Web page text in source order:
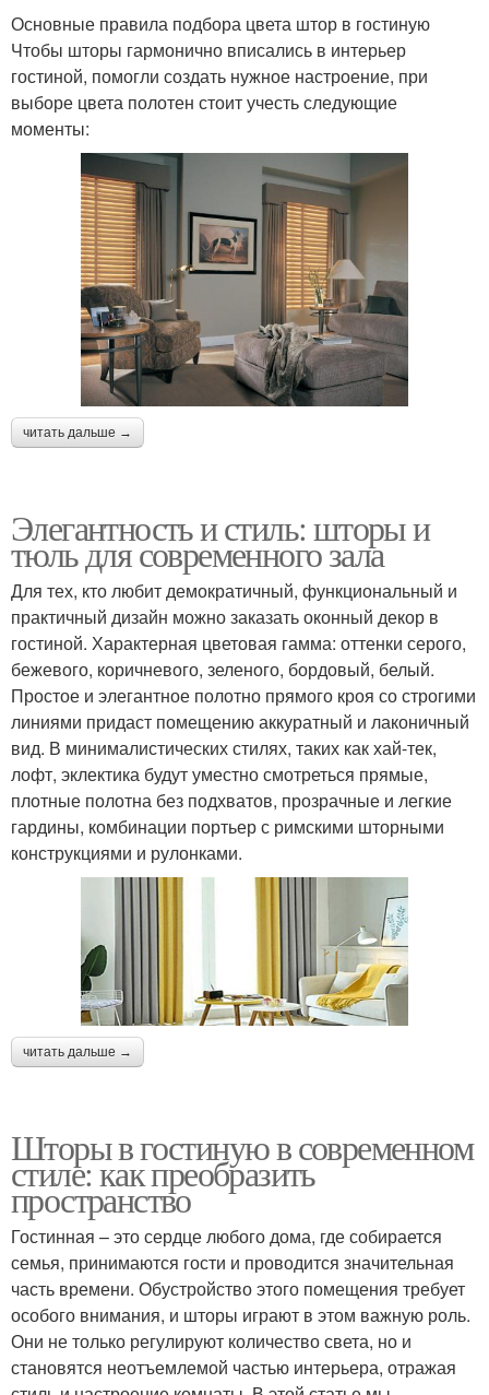
Основные правила подбора цвета штор в гостиную
Чтобы шторы гармонично вписались в интерьер
гостиной, помогли создать нужное настроение, при
выборе цвета полотен стоит учесть следующие
моменты:
читать дальше →
Элегантность и стиль: шторы и
тюль для современного зала
Для тех, кто любит демократичный, функциональный и
практичный дизайн можно заказать оконный декор в
гостиной. Характерная цветовая гамма: оттенки серого,
бежевого, коричневого, зеленого, бордовый, белый.
Простое и элегантное полотно прямого кроя со строгими
линиями придаст помещению аккуратный и лаконичный
вид. В минималистических стилях, таких как хай-тек,
лофт, эклектика будут уместно смотреться прямые,
плотные полотна без подхватов, прозрачные и легкие
гардины, комбинации портьер с римскими шторными
конструкциями и рулонками.
читать дальше →
Шторы в гостиную в современном
стиле: как преобразить
пространство
Гостинная – это сердце любого дома, где собирается
семья, принимаются гости и проводится значительная
часть времени. Обустройство этого помещения требует
особого внимания, и шторы играют в этом важную роль.
Они не только регулируют количество света, но и
становятся неотъемлемой частью интерьера, отражая